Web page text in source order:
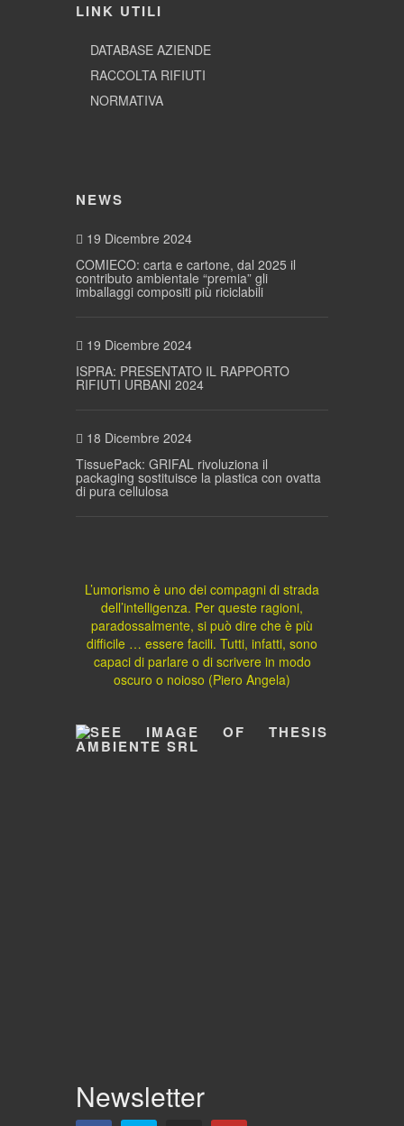
LINK UTILI
DATABASE AZIENDE
RACCOLTA RIFIUTI
NORMATIVA
NEWS
19 Dicembre 2024
COMIECO: carta e cartone, dal 2025 il
contributo ambientale “premia” gli
imballaggi compositi più riciclabili
19 Dicembre 2024
ISPRA: PRESENTATO IL RAPPORTO
RIFIUTI URBANI 2024
18 Dicembre 2024
TissuePack: GRIFAL rivoluziona il
packaging sostituisce la plastica con ovatta
di pura cellulosa
L’umorismo è uno dei compagni di strada
dell’intelligenza. Per queste ragioni,
paradossalmente, si può dire che è più
difficile … essere facili. Tutti, infatti, sono
capaci di parlare o di scrivere in modo
oscuro o noioso (Piero Angela)
Newsletter